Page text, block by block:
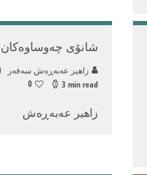
شانۆی چەوساوەکان
زاهیر عه‌به‌ڕه‌ش سه‌فه‌ر
3 min read
0
زاهیر عەبەڕەش